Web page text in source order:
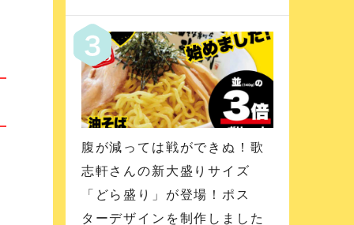
腹が減っては戦ができぬ！歌
志軒さんの新大盛りサイズ
「どら盛り」が登場！ポス
ターデザインを制作しました